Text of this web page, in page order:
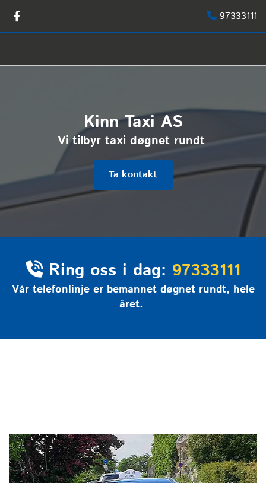
 97333111
Kinn Taxi AS
Vi tilbyr taxi døgnet rundt
Ta kontakt
Ring oss i dag: 97333111
Vår telefonlinje er bemannet døgnet rundt, hele
året.